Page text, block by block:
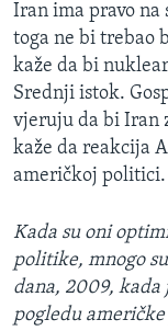
Iran ima pravo na
toga ne bi trebao
kaže da bi
Srednji istok.
vjeruju da bi Iran
kaže da reakcija
američkoj politici.
Kada su oni
politike, mnogo
dana, 2009,
pogledu